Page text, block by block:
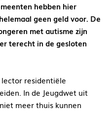
hebben hier
geen geld voor. De
met autisme zijn
terecht in de gesloten
residentiële
In de Jeugdwet uit
meer thuis kunnen